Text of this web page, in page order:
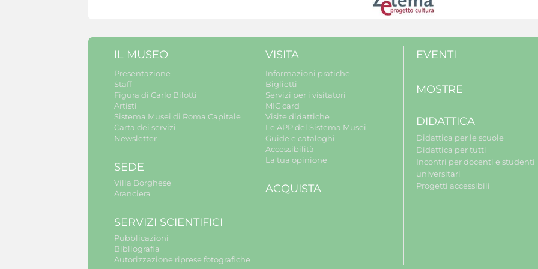
IL MUSEO
Presentazione
Staff
Figura di Carlo Bilotti
Artisti
Sistema Musei di Roma Capitale
Carta dei servizi
Newsletter
SEDE
Villa Borghese
Aranciera
SERVIZI SCIENTIFICI
Pubblicazioni
Bibliografia
Autorizzazione riprese fotografiche
VISITA
Informazioni pratiche
Biglietti
Servizi per i visitatori
MIC card
Visite didattiche
Le APP del Sistema Musei
Guide e cataloghi
Accessibilità
La tua opinione
ACQUISTA
EVENTI
MOSTRE
DIDATTICA
Didattica per le scuole
Didattica per tutti
Incontri per docenti e studenti
universitari
Progetti accessibili